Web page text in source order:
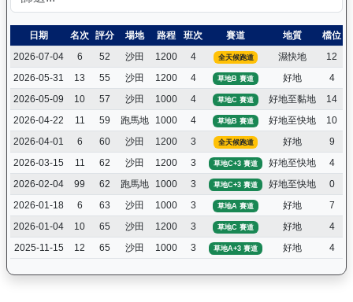
日期 名次 評分 場地 路程 班次 賽道 地質 檔位
2026-07-04
6 52 沙田 1200 4 全天候跑道 濕快地 12
2026-05-31
13 55 沙田 1200 4 草地B 賽道 好地 4
2026-05-09
10 57 沙田 1000 4 草地C 賽道 好地至黏地 14
2026-04-22
11 59 跑馬地 1000 4 草地B 賽道 好地至快地 10
2026-04-01
6 60 沙田 1200 3 全天候跑道 好地 9
2026-03-15
11 62 沙田 1200 3 草地C+3 賽道 好地至快地 4
2026-02-04
99 62 跑馬地 1000 3 草地C+3 賽道 好地至快地 0
2026-01-18
6 63 沙田 1000 3 草地A 賽道 好地 7
2026-01-04
10 65 沙田 1200 3 草地C 賽道 好地 4
2025-11-15
12 65 沙田 1000 3 草地A+3 賽道 好地 4